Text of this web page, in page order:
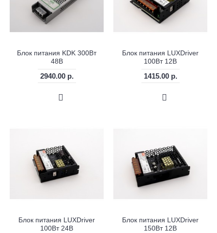
Блок питания KDK 300Вт
48В
2940.00 р.
Блок питания LUXDriver
100Вт 12В
1415.00 р.
Блок питания LUXDriver
100Вт 24В
Блок питания LUXDriver
150Вт 12В